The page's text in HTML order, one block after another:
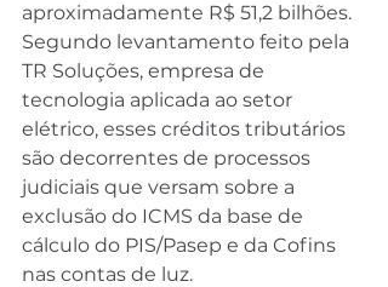
aproximadamente R$ 51,2 bilhões.
Segundo levantamento feito pela
TR Soluções, empresa de
tecnologia aplicada ao setor
elétrico, esses créditos tributários
são decorrentes de processos
judiciais que versam sobre a
exclusão do ICMS da base de
cálculo do PIS/Pasep e da Cofins
nas contas de luz.